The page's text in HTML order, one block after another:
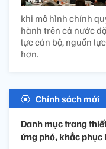
khi mô hình chính
hành trên cả nước
lực cán bộ, nguồn
hơn.
Chính sách mới
Danh mục trang
ứng phó, khắc